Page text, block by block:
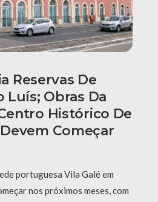
Reservas De
Luís; Obras Da
Histórico De
Começar
portuguesa Vila Galé em
nos próximos meses, com